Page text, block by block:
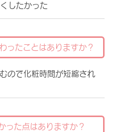
したかった
ったことはありますか？
ので化粧時間が短縮され
った点はありますか？